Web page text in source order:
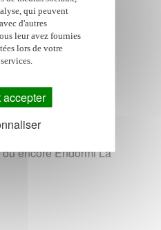
encore Endormi La
qui peuvent
d'autres
leur avez fournies
lors de votre
accepter